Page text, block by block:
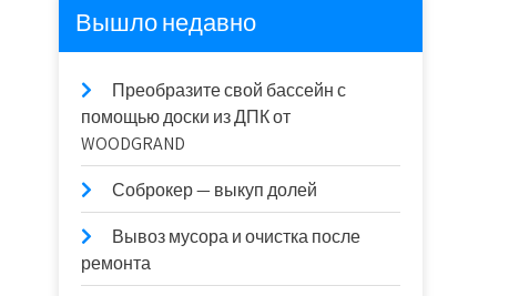
Вышло недавно
Преобразите свой бассейн с
помощью доски из ДПК от
WOODGRAND
Соброкер — выкуп долей
Вывоз мусора и очистка после
ремонта